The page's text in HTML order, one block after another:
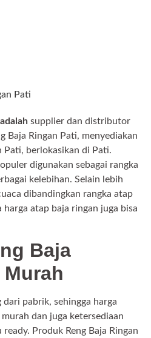
supplier dan distributor
Baja Ringan Pati, menyediakan
Pati, berlokasikan di Pati.
digunakan sebagai rangka
kelebihan. Selain lebih
dibandingkan rangka atap
harga atap baja ringan juga bisa
Baja
pabrik, sehingga harga
dan juga ketersediaan
Produk Reng Baja Ringan